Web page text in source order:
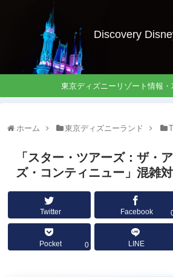
Discovery
東京ディズニーリゾート情報
ホーム 東京ディズニーランド
「スター・ツアーズ：ザ・
ズ・コンティニュー」混雑
Twitter Facebook
Pocket 0 LINE